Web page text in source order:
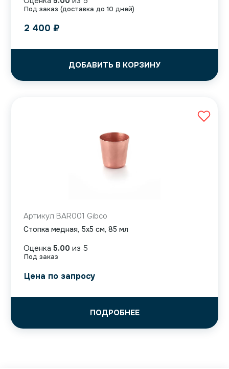
Под заказ (доставка до 10 дней)
2 400 ₽
ДОБАВИТЬ В КОРЗИНУ
Под заказ
Артикул BAR001 Gibco
Стопка медная, 5х5 см, 85 мл
Оценка 5.00 из 5
Цена по запросу
ПОДРОБНЕЕ